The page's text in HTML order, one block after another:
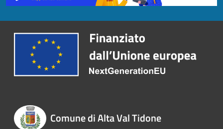
Comune di Alta Val Tidone